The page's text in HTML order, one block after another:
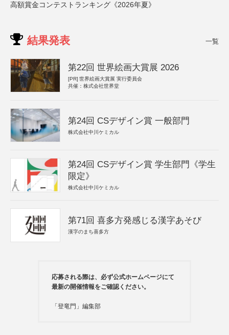
高額賞金コンテストランキング《2026年夏》
結果発表 一覧
第22回 世界絵画大賞展 2026
[PR] 世界絵画大賞展 実行委員会
共催：株式会社世界堂
第24回 CSデザイン賞 一般部門
株式会社中川ケミカル
第24回 CSデザイン賞 学生部門《学生
限定》
株式会社中川ケミカル
第71回 喜多方発感じる漢字あそび
漢字のまち喜多方
応募される際は、必ず公式ホームページにて
最新の開催情報をご確認ください。
「登竜門」編集部